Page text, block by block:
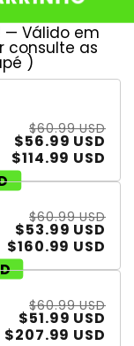
— Válido em
consulte as
)
$60.99 USD
$56.99 USD
$114.99 USD
$60.99 USD
$53.99 USD
$160.99 USD
$60.99 USD
$51.99 USD
$207.99 USD